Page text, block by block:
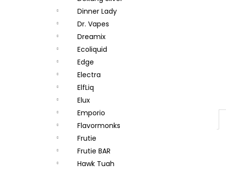
Dinner Lady
Dr. Vapes
Dreamix
Ecoliquid
Edge
Electra
ElfLiq
Elux
Emporio
Flavormonks
Frutie
Frutie BAR
Hawk Tuah